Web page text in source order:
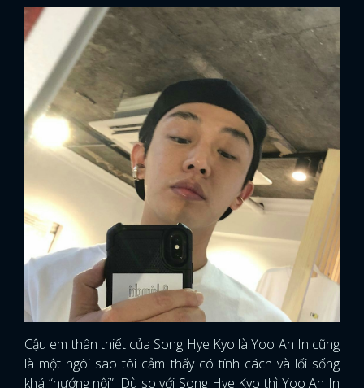
Cậu em thân thiết của Song Hye Kyo là Yoo Ah In cũng
là một ngôi sao tôi cảm thấy có tính cách và lối sống
khá “hướng nội”. Dù so với Song Hye Kyo thì Yoo Ah In